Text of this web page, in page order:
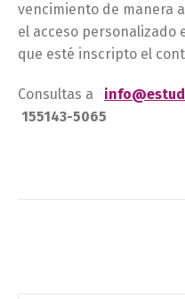
vencimiento de manera
el acceso personalizado
que esté inscripto el
Consultas a
155143-5065